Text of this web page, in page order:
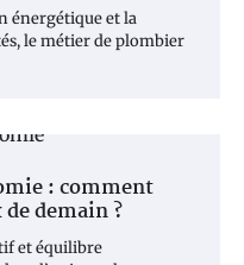
énergétique et la
le métier de plombier
: comment
demain ?
et équilibre